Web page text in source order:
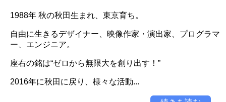
1988年 秋の秋田生まれ、東京育ち。
自由に生きるデザイナー、映像作家・演出家、プログラマ
ー、エンジニア。
座右の銘は“ゼロから無限大を創り出す！”
2016年に秋田に戻り、様々な活動...